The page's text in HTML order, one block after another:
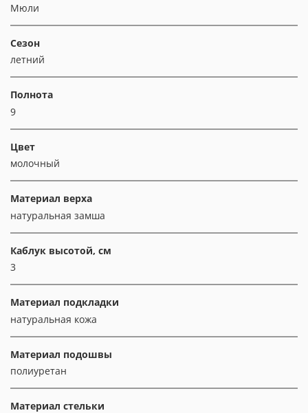
Мюли
Сезон
летний
Полнота
9
Цвет
молочный
Материал верха
натуральная замша
Каблук высотой, см
3
Материал подкладки
натуральная кожа
Материал подошвы
полиуретан
Материал стельки